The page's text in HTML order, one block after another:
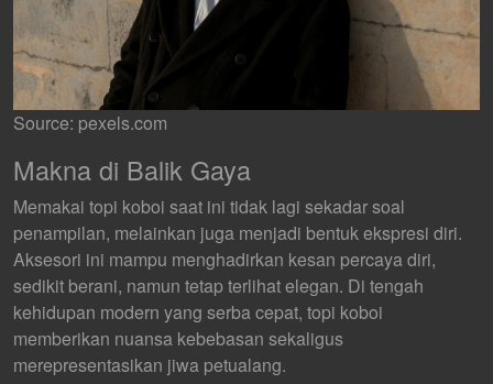
Source: pexels.com
Makna di Balik Gaya
Memakai topi koboi saat ini tidak lagi sekadar soal
penampilan, melainkan juga menjadi bentuk ekspresi diri.
Aksesori ini mampu menghadirkan kesan percaya diri,
sedikit berani, namun tetap terlihat elegan. Di tengah
kehidupan modern yang serba cepat, topi koboi
memberikan nuansa kebebasan sekaligus
merepresentasikan jiwa petualang.